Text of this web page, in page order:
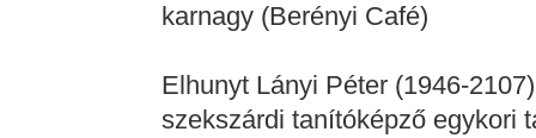
karnagy (Berényi Café)
Elhunyt Lányi Péter (1946-
szekszárdi tanítóképző egykori